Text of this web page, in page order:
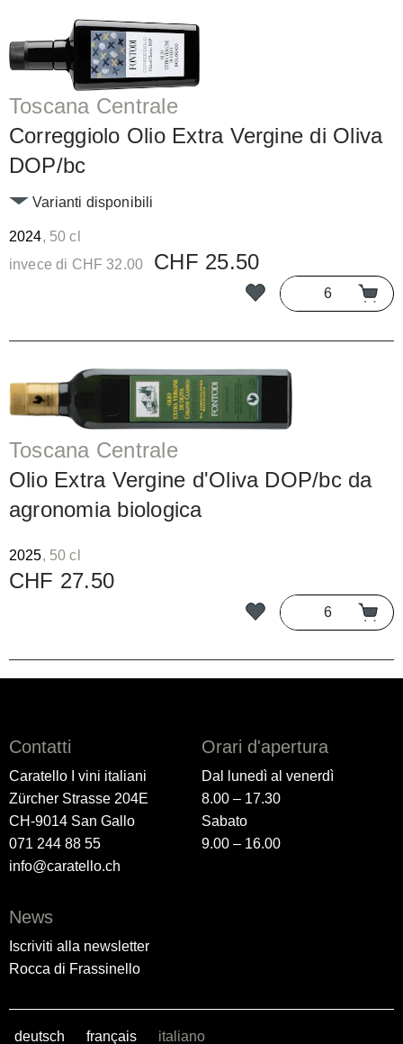
Toscana Centrale
Correggiolo Olio Extra Vergine di Oliva
DOP/bc
2024, 50 cl
Varianti disponibili
invece di CHF 32.00 CHF 25.50
Toscana Centrale
Olio Extra Vergine d'Oliva DOP/bc da
agronomia biologica
2025, 50 cl
CHF 27.50
Contatti
Caratello I vini italiani
Zürcher Strasse 204E
CH-9014 San Gallo
071 244 88 55
info@caratello.ch
Orari d'apertura
Dal lunedì al venerdì
8.00 – 17.30
Sabato
9.00 – 16.00
News
Iscriviti alla newsletter
Rocca di Frassinello
deutsch français italiano